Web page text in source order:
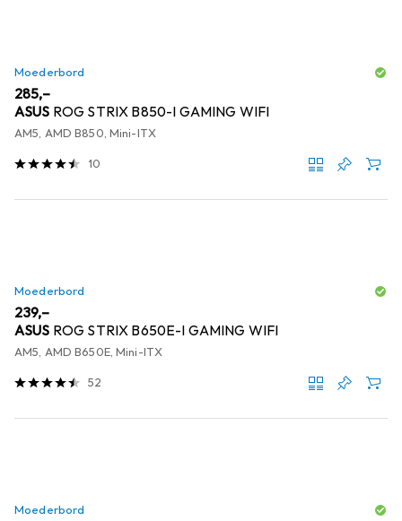
Moederbord
EUR
285,–
ASUS ROG STRIX B850-I GAMING WIFI
AM5, AMD B850, Mini-ITX
10
Moederbord
EUR
239,–
ASUS ROG STRIX B650E-I GAMING WIFI
AM5, AMD B650E, Mini-ITX
52
Moederbord